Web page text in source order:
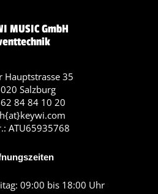
MUSIC GmbH
Hauptstrasse 35
Salzburg
84 84 10 20
ATU65935768
09:00 bis 18:00 Uhr